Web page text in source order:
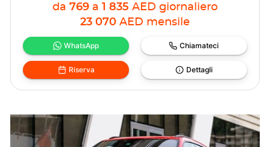
da 769 a 1 835 AED giornaliero
23 070 AED mensile
WhatsApp Chiamateci
Riserva Dettagli